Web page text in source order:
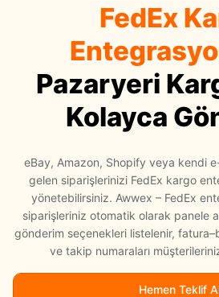
Ara Depolama
Tüm Entegrasyonlar
Havayolu Taşımacılığı
E-Kitaplar
Sıkça Sorulan Sorular
Hakkımızda
FedEx
Pazaryeri
Kolayca
eBay, Amazon, Shopify veya kendi
gelen siparişlerinizi FedEx kargo
yönetebilirsiniz. Awwex – FedEx
siparişleriniz otomatik olarak panele
gönderim seçenekleri listelenir,
ve takip numaraları
Hemen Teklif